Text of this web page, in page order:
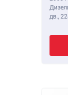
дв.,